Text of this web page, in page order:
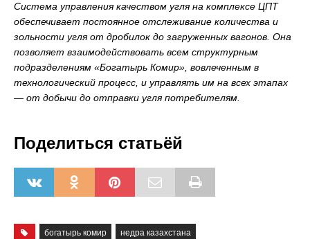
Система управления качеством угля на комплексе ЦПТ
обеспечивает постоянное отслеживание количества и
зольности угля от дробилок до загруженных вагонов. Она
позволяет взаимодействовать всем структурным
подразделениям «Богатырь Комир», вовлеченным в
технологический процесс, и управлять им на всех этапах
— от добычи до отправки угля потребителям.
Поделиться статьёй
богатырь комир недра казахстана